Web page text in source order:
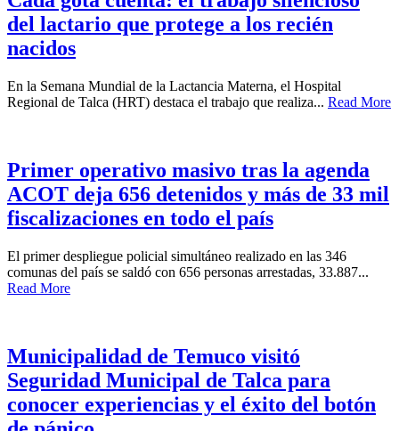
del lactario que protege a los recién
nacidos
En la Semana Mundial de la Lactancia Materna, el Hospital
Regional de Talca (HRT) destaca el trabajo que realiza... Read More
Primer operativo masivo tras la agenda
ACOT deja 656 detenidos y más de 33 mil
fiscalizaciones en todo el país
El primer despliegue policial simultáneo realizado en las 346
comunas del país se saldó con 656 personas arrestadas, 33.887...
Read More
Municipalidad de Temuco visitó
Seguridad Municipal de Talca para
conocer experiencias y el éxito del botón